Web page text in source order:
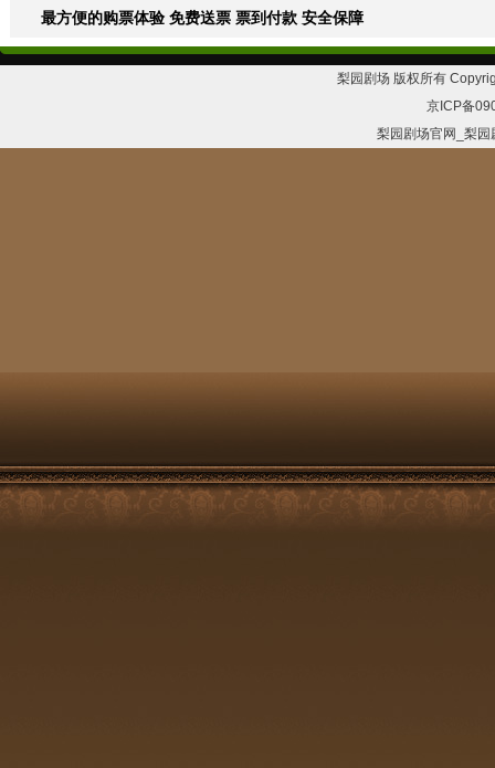
最方便的购票体验 免费送票 票到付款 安全保障
梨园剧场 版权所有
京ICP备
梨园剧场官网_梨